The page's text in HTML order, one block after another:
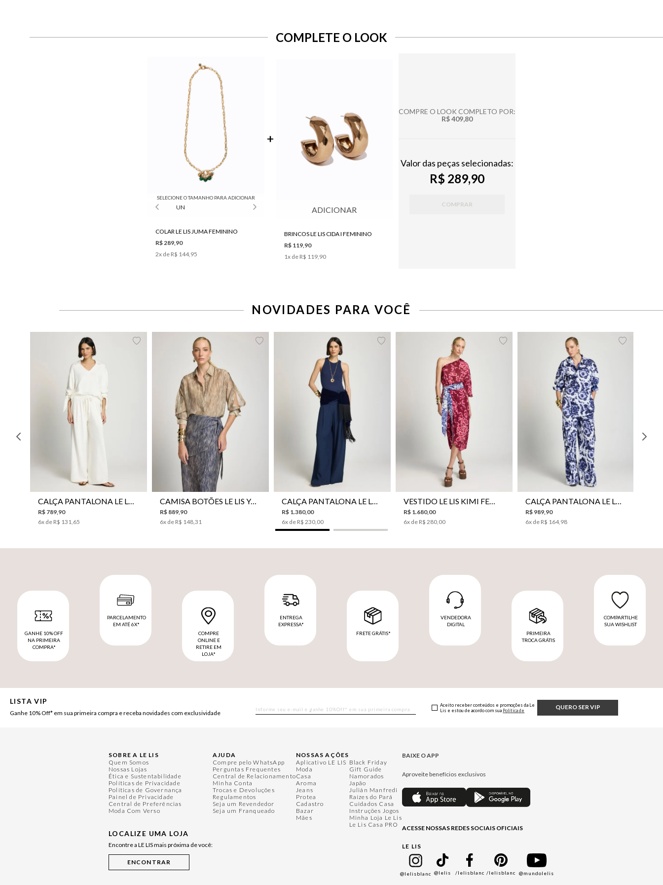
COMPLETE O LOOK
SELECIONE O TAMANHO PARA ADICIONAR
UN
COLAR LE LIS JUMA FEMININO
R$ 289,90
2x de R$ 144,95
ADICIONAR
BRINCOS LE LIS CIDA I FEMININO
R$ 119,90
1x de R$ 119,90
COMPRE O LOOK COMPLETO POR:
R$ 409,80
Valor das peças selecionadas:
R$ 289,90
COMPRAR
NOVIDADES PARA VOCÊ
CALÇA PANTALONA LE LIS HORI FEMININA
R$ 789,90
6x de R$ 131,65
CAMISA BOTÕES LE LIS YANNA FEMININA
R$ 889,90
6x de R$ 148,31
34 36 38 40 42 44
CALÇA PANTALONA LE LIS SAKURA II FEMININA
R$ 1.380,00
6x de R$ 230,00
VESTIDO LE LIS KIMI FEMININO
R$ 1.680,00
6x de R$ 280,00
CALÇA PANTALONA LE LIS JESSICA FEMININA
R$ 989,90
6x de R$ 164,98
GANHE 10% OFF
NA PRIMEIRA
COMPRA*
PARCELAMENTO
EM ATÉ 6X*
COMPRE
ONLINE E
RETIRE EM
LOJA*
ENTREGA
EXPRESSA*
FRETE GRÁTIS*
VENDEDORA
DIGITAL
PRIMEIRA
TROCA GRÁTIS
COMPARTILHE
SUA WISHLIST
LISTA VIP
Ganhe 10% Off* em sua primeira compra e receba novidades com exclusividade
QUERO SER VIP
Aceito receber conteúdos e promoções da Le
Lis e estou de acordo com sua Política de
SOBRE A LE LIS
Quem Somos
Nossas Lojas
Ética e Sustentabilidade
Políticas de Privacidade
Políticas de Governança
Painel de Privacidade
Central de Preferências
Moda Com Verso
LOCALIZE UMA LOJA
Encontre a LE LIS mais próxima de você:
AJUDA
Compre pelo WhatsApp
Perguntas Frequentes
Central de Relacionamento
Minha Conta
Trocas e Devoluções
Regulamentos
Seja um Revendedor
Seja um Franqueado
NOSSAS AÇÕES
Aplicativo LE LIS
Moda
Casa
Aroma
Jeans
Protea
Cadastro
Bazar
Mães
Black Friday
Gift Guide
Namorados
Japão
Julián Manfredi
Raízes do Pará
Cuidados Casa
Instruções Jogos
Minha Loja Le Lis
Le Lis Casa PRO
BAIXE O APP
Aproveite benefícios exclusivos
ACESSE NOSSAS REDES SOCIAIS OFICIAIS
LE LIS
@lelisblanc @lelis /lelisblanc /lelisblanc @mundolelis